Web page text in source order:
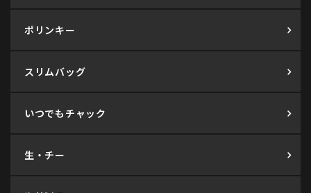
ポリンキー
スリムバッグ
いつでもチャック
生・チー